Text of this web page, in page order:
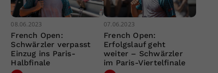
08.06.2023
French Open:
Schwärzler verpasst
Einzug ins Paris-
Halbfinale
07.06.2023
French Open:
Erfolgslauf geht
weiter – Schwärzler
im Paris-Viertelfinale